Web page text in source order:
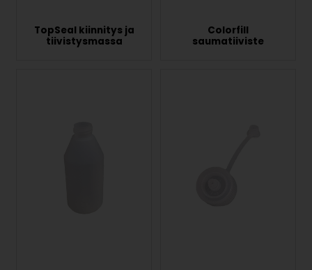
TopSeal kiinnitys ja
tiivistysmassa
Colorfill
saumatiiviste